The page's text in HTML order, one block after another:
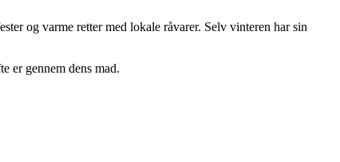
og varme retter med lokale råvarer. Selv vinteren har sin
er gennem dens mad.